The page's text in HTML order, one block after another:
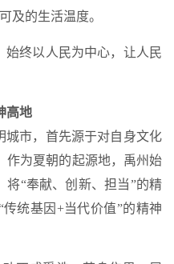
及的生活温度。
始终以人民为中心，让人民
高地
城市，首先源于对自身文化
作为夏朝的起源地，禹州始
将“奉献、创新、担当”的精
传统基因+当代价值”的精神